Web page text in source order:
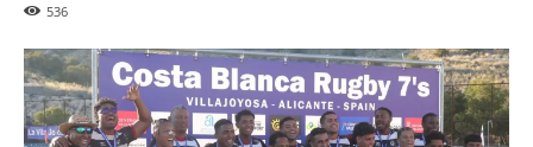
536